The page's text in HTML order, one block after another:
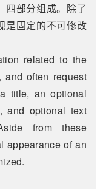
四部分组成。除了
是固定的不可修改
related to the
often request
title, an optional
and optional text
from these
appearance of an